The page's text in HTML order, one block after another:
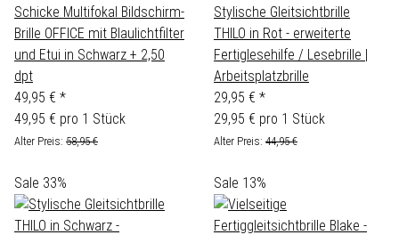
Schicke Multifokal Bildschirm-
Brille OFFICE mit Blaulichtfilter
und Etui in Schwarz + 2,50
dpt
49,95 € *
49,95 € pro 1 Stück
Alter Preis: 58,95 €
Stylische Gleitsichtbrille
THILO in Rot - erweiterte
Fertiglesehilfe / Lesebrille |
Arbeitsplatzbrille
29,95 € *
29,95 € pro 1 Stück
Alter Preis: 44,95 €
Sale 33% Sale 13%